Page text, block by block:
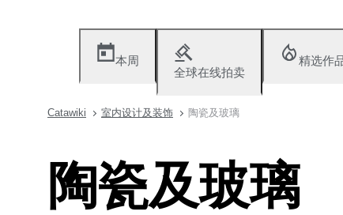
本周
全球在线拍卖
精选作
Catawiki 室内设计及装饰 陶瓷及玻璃
陶瓷及玻璃